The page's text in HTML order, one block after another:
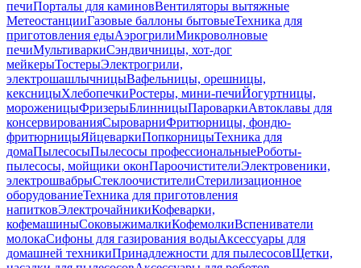
печиПорталы для каминовВентиляторы вытяжные
МетеостанцииГазовые баллоны бытовыеТехника для
приготовления едыАэрогрилиМикроволновые
печиМультиваркиСэндвичницы, хот-дог
мейкерыТостерыЭлектрогрили,
электрошашлычницыВафельницы, орешницы,
кексницыХлебопечкиРостеры, мини-печиЙогуртницы,
мороженицыФризерыБлинницыПароваркиАвтоклавы для
консервированияСыроварниФритюрницы, фондю-
фритюрницыЯйцеваркиПопкорницыТехника для
домаПылесосыПылесосы профессиональныеРоботы-
пылесосы, мойщики оконПароочистителиЭлектровеники,
электрошвабрыСтеклоочистителиСтерилизационное
оборудованиеТехника для приготовления
напитковЭлектрочайникиКофеварки,
кофемашиныСоковыжималкиКофемолкиВспениватели
молокаСифоны для газирования водыАксессуары для
домашней техникиПринадлежности для пылесосовЩетки,